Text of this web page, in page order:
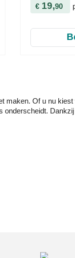
€19,90
maken. Of u nu
onderscheidt.